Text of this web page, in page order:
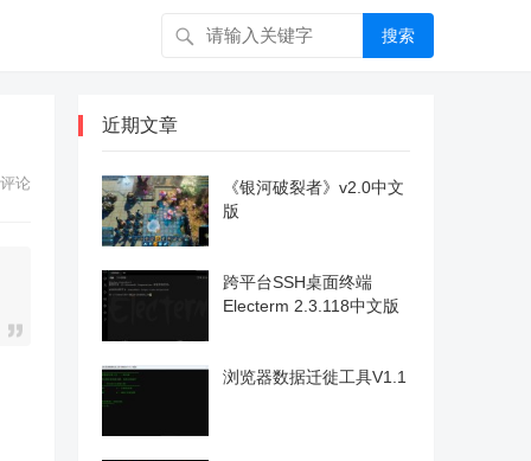
搜索
评论
近期文章
《银河破裂者》v2.0中文
版
跨平台SSH桌面终端
Electerm 2.3.118中文版
浏览器数据迁徙工具V1.1